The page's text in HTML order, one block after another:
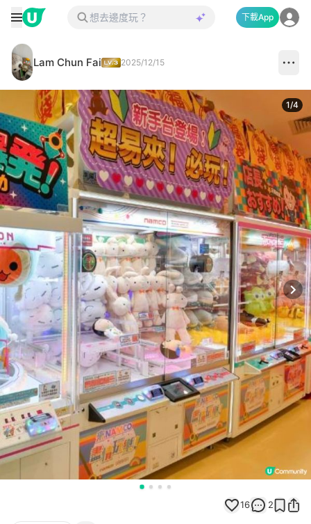
下載App
Lam Chun Fai 2025/12/15
1/4
16 2